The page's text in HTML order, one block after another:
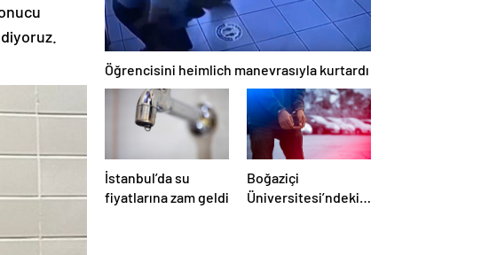
Öğrencisini heimlich manevrasıyla kurtardı
İstanbul’da su
fiyatlarına zam geldi
Boğaziçi
Üniversitesi’ndeki